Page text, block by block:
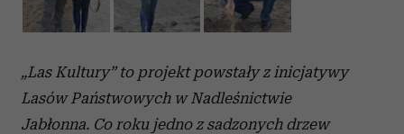
„Las Kultury” to projekt powstały z inicjatywy
Lasów Państwowych w Nadleśnictwie
Jabłonna. Co roku jedno z sadzonych drzew